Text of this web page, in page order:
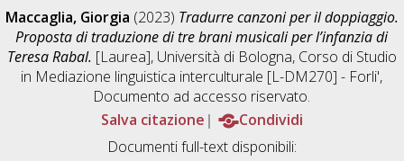
Maccaglia, Giorgia (2023) Tradurre canzoni per il doppiaggio.
Proposta di traduzione di tre brani musicali per l’infanzia di
Teresa Rabal. [Laurea], Università di Bologna, Corso di Studio
in Mediazione linguistica interculturale [L-DM270] - Forli',
Documento ad accesso riservato.
Salva citazione
Condividi
Documenti full-text disponibili: